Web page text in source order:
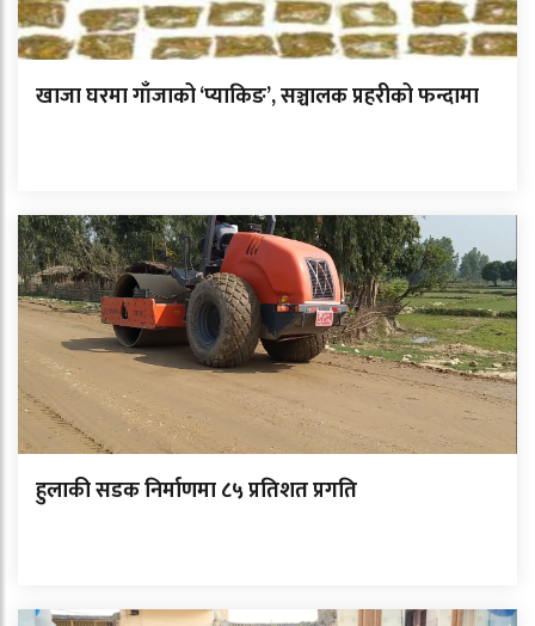
खाजा घरमा गाँजाको ‘प्याकिङ’, सञ्चालक प्रहरीको फन्दामा
हुलाकी सडक निर्माणमा ८५ प्रतिशत प्रगति